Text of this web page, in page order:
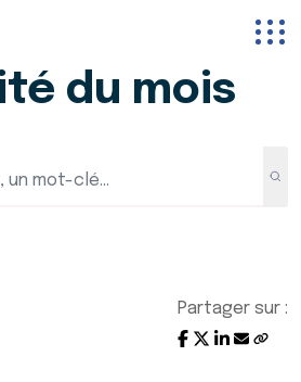
du mois
Partager sur :